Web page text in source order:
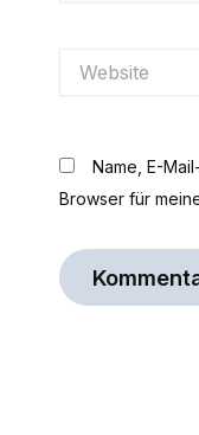
Name, E-
Browser für